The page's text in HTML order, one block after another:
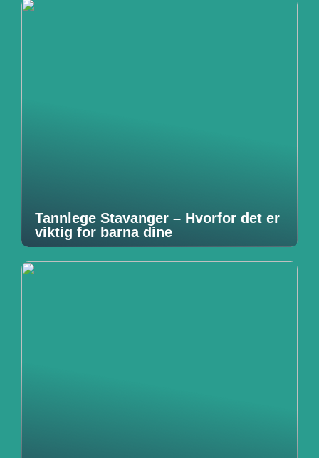
Tannlege Stavanger – Hvorfor det er
viktig for barna dine